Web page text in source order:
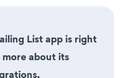
List app is right
about its